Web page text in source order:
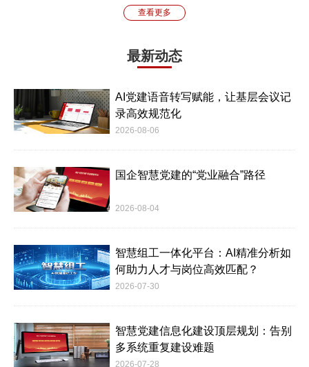
查看更多
最新动态
AI党建语音转写赋能，让基层会议记
录高效规范化
2026-08-06
国企智慧党建的“党业融合”路径
2026-08-04
智慧组工一体化平台：AI精准分析如
何助力人才与岗位高效匹配？
2026-07-30
智慧党建信息化建设顶层规划：告别
多系统重复建设难题
2026-07-28